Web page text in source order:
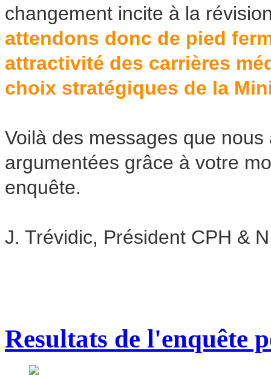
changement incite à la
attendons donc de pied
attractivité des carrières
choix stratégiques de la
Voilà des messages que
argumentées grâce à votre
enquête.
J. Trévidic, Président CPH &
Resultats de l'enquête